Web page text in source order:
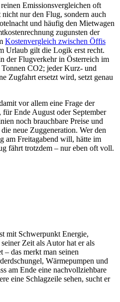
Emissionsvergleichen oft
nur den Flug, sondern auch
und häufig den Mietwagen
zugunsten der
Kostenvergleich zwischen Öffis
Urlaub gilt die Logik erst recht.
der Flugverkehr in Österreich im
CO2; jeder Kurz- und
Zugfahrt ersetzt wird, setzt genau
vor allem eine Frage der
Ende August oder September
noch brauchbare Preise und
neue Zuggeneration. Wer den
am Freitagabend will, hätte im
fährt trotzdem – nur eben oft voll.
mit Schwerpunkt Energie,
Zeit als Autor hat er als
– das merkt man seinen
Wärmepumpen und
am Ende eine nachvollziehbare
eine Schlagzeile sehen, sucht er